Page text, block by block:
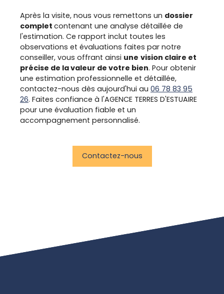
Après la visite, nous vous remettons un dossier
complet contenant une analyse détaillée de
l'estimation. Ce rapport inclut toutes les
observations et évaluations faites par notre
conseiller, vous offrant ainsi une vision claire et
précise de la valeur de votre bien. Pour obtenir
une estimation professionnelle et détaillée,
contactez-nous dès aujourd'hui au 06 78 83 95
26. Faites confiance à l'AGENCE TERRES D'ESTUAIRE
pour une évaluation fiable et un
accompagnement personnalisé.
Contactez-nous